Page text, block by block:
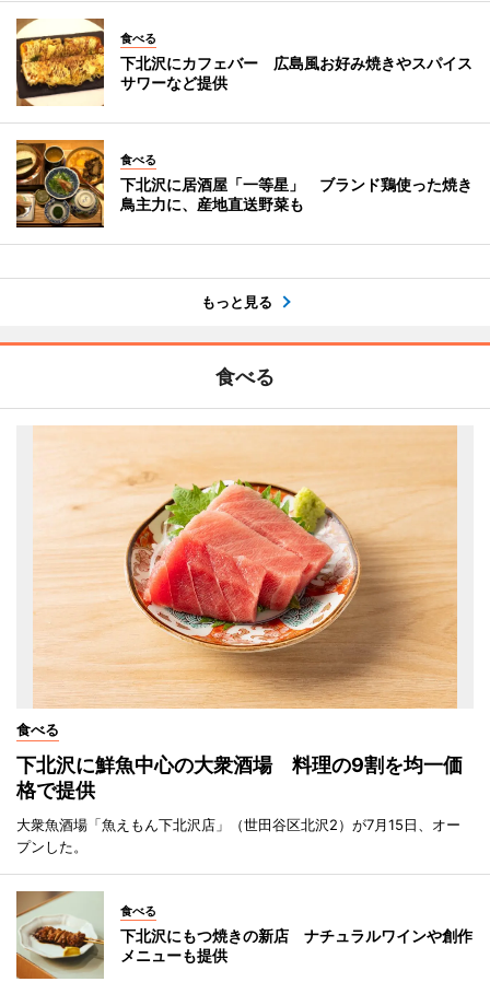
食べる
下北沢にカフェバー 広島風お好み焼きやスパイス
サワーなど提供
食べる
下北沢に居酒屋「一等星」 ブランド鶏使った焼き
鳥主力に、産地直送野菜も
もっと見る
食べる
食べる
下北沢に鮮魚中心の大衆酒場 料理の9割を均一価
格で提供
大衆魚酒場「魚えもん下北沢店」（世田谷区北沢2）が7月15日、オー
プンした。
食べる
下北沢にもつ焼きの新店 ナチュラルワインや創作
メニューも提供